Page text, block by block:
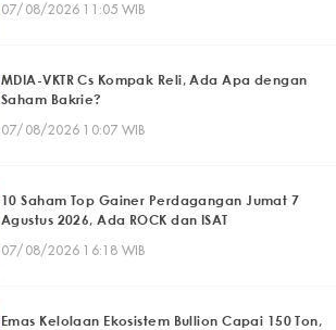
07/08/2026 11:05 WIB
MDIA-VKTR Cs Kompak Reli, Ada Apa dengan
Saham Bakrie?
07/08/2026 10:07 WIB
10 Saham Top Gainer Perdagangan Jumat 7
Agustus 2026, Ada ROCK dan ISAT
07/08/2026 16:18 WIB
Emas Kelolaan Ekosistem Bullion Capai 150 Ton,